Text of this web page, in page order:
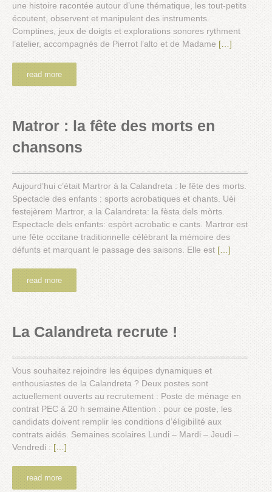
une histoire racontée autour d’une thématique, les tout-petits
écoutent, observent et manipulent des instruments.
Comptines, jeux de doigts et explorations sonores rythment
l’atelier, accompagnés de Pierrot l’alto et de Madame […]
read more
Matror : la fête des morts en
chansons
Aujourd’hui c’était Martror à la Calandreta : le fête des morts.
Spectacle des enfants : sports acrobatiques et chants. Uèi
festejèrem Martror, a la Calandreta: la fèsta dels mòrts.
Espectacle dels enfants: espòrt acrobatic e cants. Martror est
une fête occitane traditionnelle célébrant la mémoire des
défunts et marquant le passage des saisons. Elle est […]
read more
La Calandreta recrute !
Vous souhaitez rejoindre les équipes dynamiques et
enthousiastes de la Calandreta ? Deux postes sont
actuellement ouverts au recrutement : Poste de ménage en
contrat PEC à 20 h semaine Attention : pour ce poste, les
candidats doivent remplir les conditions d’éligibilité aux
contrats aidés. Semaines scolaires Lundi – Mardi – Jeudi –
Vendredi : […]
read more